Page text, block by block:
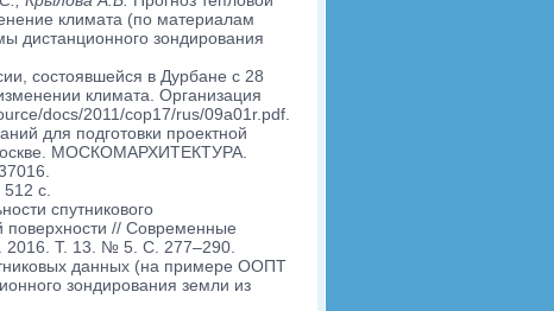
климата (по материалам
дистанционного зондирования
состоявшейся в Дурбане с 28
климата. Организация
docs/2011/cop17/rus/09a01r.pdf.
для подготовки проектной
Москве. МОСКОМАРХИТЕКТУРА.
с.
спутникового
поверхности // Современные
2016. Т. 13. № 5. С. 277–290.
данных (на примере ООПТ
зондирования земли из